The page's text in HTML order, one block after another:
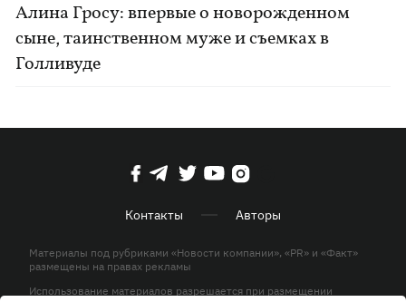
Алина Гросу: впервые о новорожденном
сыне, таинственном муже и съемках в
Голливуде
Контакты Авторы
Материалы под рубриками «Новости компании», «PR» и «Факт»
размещены на правах рекламы
Использование материалов разрешается при размещении